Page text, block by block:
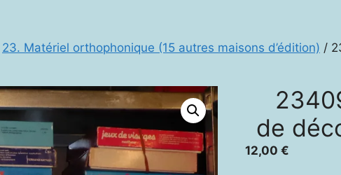
23. Matériel orthophonique (15 autres maisons d’édition) /
de
12,00 €